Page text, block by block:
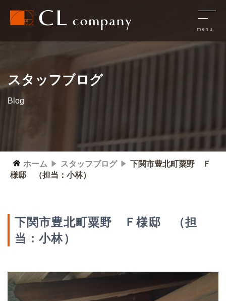
スタッフブログ
Blog
ホーム スタッフブログ
下関市豊北町粟野 Ｆ
様邸 （担当：小林）
下関市豊北町粟野 Ｆ様邸 （担
当：小林）